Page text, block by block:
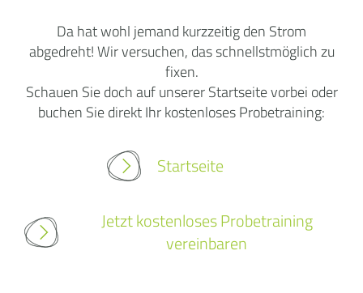
Da hat wohl jemand kurzzeitig den Strom
abgedreht! Wir versuchen, das schnellstmöglich zu
fixen.
Schauen Sie doch auf unserer Startseite vorbei oder
buchen Sie direkt Ihr kostenloses Probetraining:
Startseite
Jetzt kostenloses Probetraining
vereinbaren